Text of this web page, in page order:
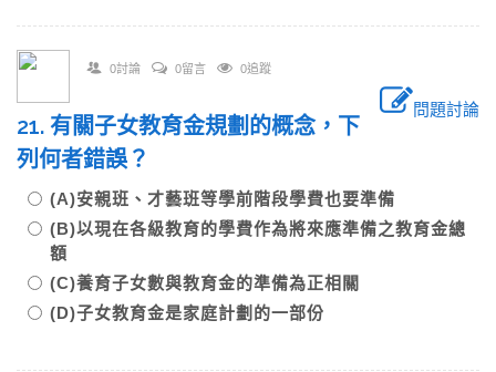
0討論 0留言 0追蹤
問題討論
21. 有關子女教育金規劃的概念，下
列何者錯誤？
(A)安親班、才藝班等學前階段學費也要準備
(B)以現在各級教育的學費作為將來應準備之教育金總
額
(C)養育子女數與教育金的準備為正相關
(D)子女教育金是家庭計劃的一部份